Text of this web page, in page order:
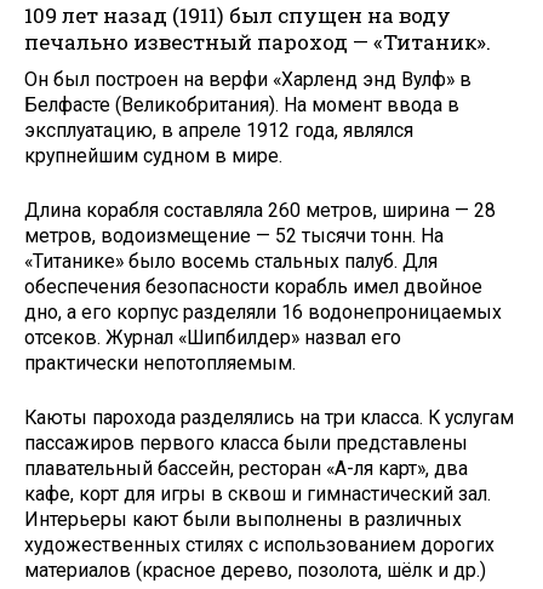
109 лет назад (1911) был спущен на воду
печально известный пароход — «Титаник».
Он был построен на верфи «Харленд энд Вулф» в
Белфасте (Великобритания). На момент ввода в
эксплуатацию, в апреле 1912 года, являлся
крупнейшим судном в мире.
Длина корабля составляла 260 метров, ширина — 28
метров, водоизмещение — 52 тысячи тонн. На
«Титанике» было восемь стальных палуб. Для
обеспечения безопасности корабль имел двойное
дно, а его корпус разделяли 16 водонепроницаемых
отсеков. Журнал «Шипбилдер» назвал его
практически непотопляемым.
Каюты парохода разделялись на три класса. К услугам
пассажиров первого класса были представлены
плавательный бассейн, ресторан «А-ля карт», два
кафе, корт для игры в сквош и гимнастический зал.
Интерьеры кают были выполнены в различных
художественных стилях с использованием дорогих
материалов (красное дерево, позолота, шёлк и др.)